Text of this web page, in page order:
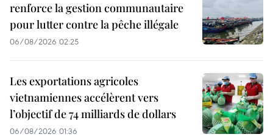
renforce la gestion communautaire
pour lutter contre la pêche illégale
06/08/2026 02:25
Les exportations agricoles
vietnamiennes accélèrent vers
l’objectif de 74 milliards de dollars
06/08/2026 01:36